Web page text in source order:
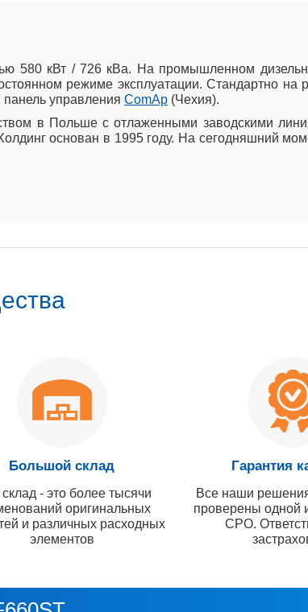
580 кВт / 726 кВа. На промышленном
режиме эксплуатации. Стандартно на
управления ComAp (Чехия).
в Польше с отлаженными заводскими
основан в 1995 году. На сегодняшний
Большой склад
- это более тысячи
оригинальных
и различных расходных
элементов
Гарантия
Все наши
проверены одной
СРО.